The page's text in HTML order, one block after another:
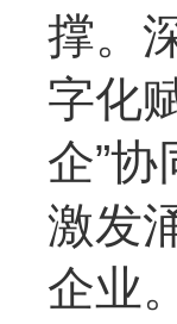
撑。
字化
企”
激发
企业